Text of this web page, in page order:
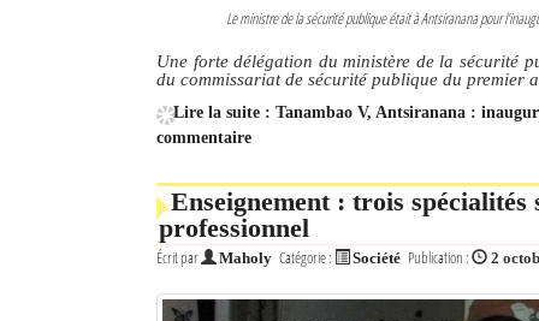
Le ministre de la sécurité publique était à Antsiranana pour
Une forte délégation du ministère de la sécurité
du commissariat de sécurité publique du premier
Lire la suite : Tanambao V, Antsiranana :
commentaire
Enseignement : trois spécialités
professionnel
Écrit par Maholy Catégorie : Société Publication : 2